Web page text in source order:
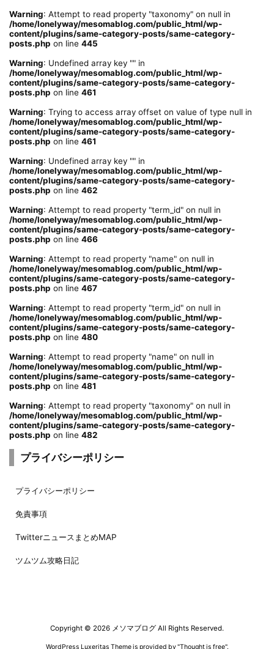
Warning: Attempt to read property "taxonomy" on null in
/home/lonelyway/mesomablog.com/public_html/wp-
content/plugins/same-category-posts/same-category-
posts.php on line 445
Warning: Undefined array key "" in
/home/lonelyway/mesomablog.com/public_html/wp-
content/plugins/same-category-posts/same-category-
posts.php on line 461
Warning: Trying to access array offset on value of type null in
/home/lonelyway/mesomablog.com/public_html/wp-
content/plugins/same-category-posts/same-category-
posts.php on line 461
Warning: Undefined array key "" in
/home/lonelyway/mesomablog.com/public_html/wp-
content/plugins/same-category-posts/same-category-
posts.php on line 462
Warning: Attempt to read property "term_id" on null in
/home/lonelyway/mesomablog.com/public_html/wp-
content/plugins/same-category-posts/same-category-
posts.php on line 466
Warning: Attempt to read property "name" on null in
/home/lonelyway/mesomablog.com/public_html/wp-
content/plugins/same-category-posts/same-category-
posts.php on line 467
Warning: Attempt to read property "term_id" on null in
/home/lonelyway/mesomablog.com/public_html/wp-
content/plugins/same-category-posts/same-category-
posts.php on line 480
Warning: Attempt to read property "name" on null in
/home/lonelyway/mesomablog.com/public_html/wp-
content/plugins/same-category-posts/same-category-
posts.php on line 481
Warning: Attempt to read property "taxonomy" on null in
/home/lonelyway/mesomablog.com/public_html/wp-
content/plugins/same-category-posts/same-category-
posts.php on line 482
プライバシーポリシー
プライバシーポリシー
免責事項
TwitterニュースまとめMAP
ツムツム攻略日記
Copyright © 2026 メソマブログ All Rights Reserved.
WordPress Luxeritas Theme is provided by "Thought is free".